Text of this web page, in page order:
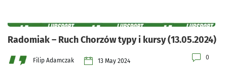
Radomiak – Ruch Chorzów typy i kursy (13.05.2024)
Filip Adamczak 13 May 2024 0